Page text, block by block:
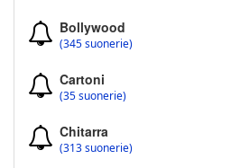
Bollywood
(345 suonerie)
Cartoni
(35 suonerie)
Chitarra
(313 suonerie)